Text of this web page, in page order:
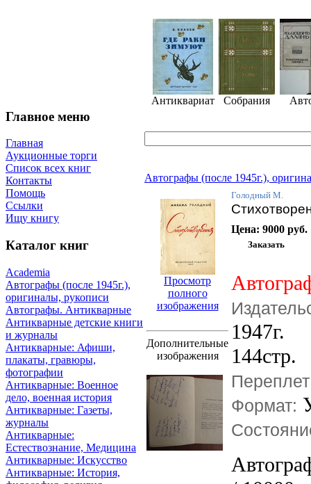
Главное меню
Главная
Аукционные торги
Список всех книг
Контакты
Помощь
Ссылки
Ищу книгу
Каталог книг
Academia
Автографы (после 1945г.),
оригиналы, рукописи
Автографы. Антикварные
Антикварные детские книги
и журналы
Антикварные: Афиши,
плакаты, гравюры,
фотографии
Антикварные: Военное
дело, военная история
Антикварные: Газеты,
журналы
Антикварные:
Естествознание, Медицина
Антикварные: Искусство
Антикварные: История,
Антиквариат Собрания
Автографы (после 1945г.),
Просмотр
полного
изображения
Дополнительные
изображения
Голодный М.
Цена: 9000 руб.
1947г.
144стр.
Формат: